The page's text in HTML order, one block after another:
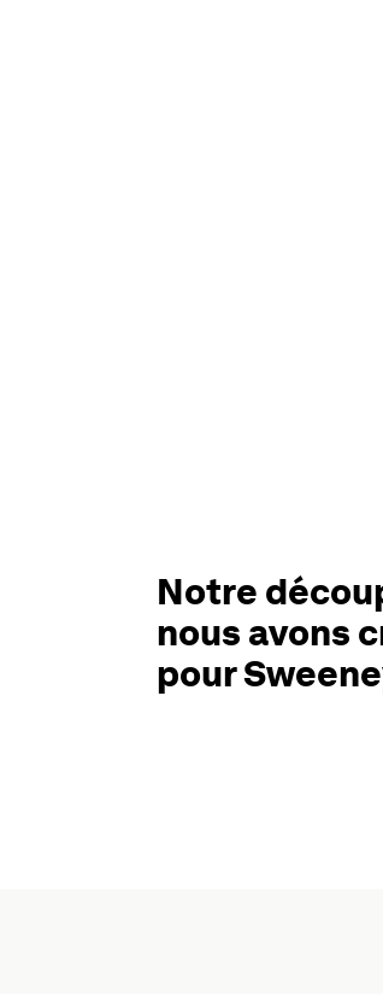
Notre
nous avons
pour